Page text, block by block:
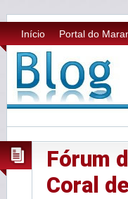
Início Portal do
Fórum
Coral